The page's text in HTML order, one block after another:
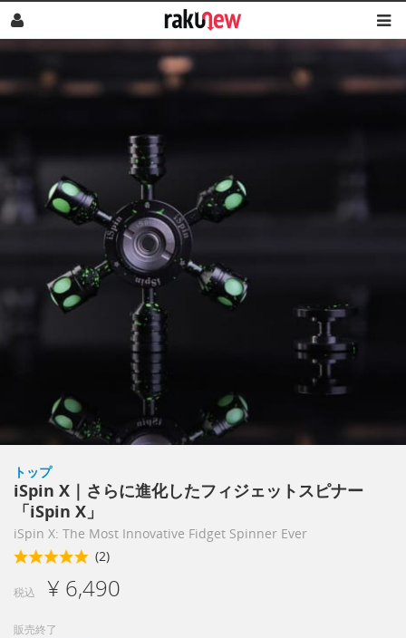
トップ
iSpin X｜さらに進化したフィジェットスピナー
「iSpin X」
iSpin X: The Most Innovative Fidget Spinner Ever
(2)
税込 ¥ 6,490
販売終了